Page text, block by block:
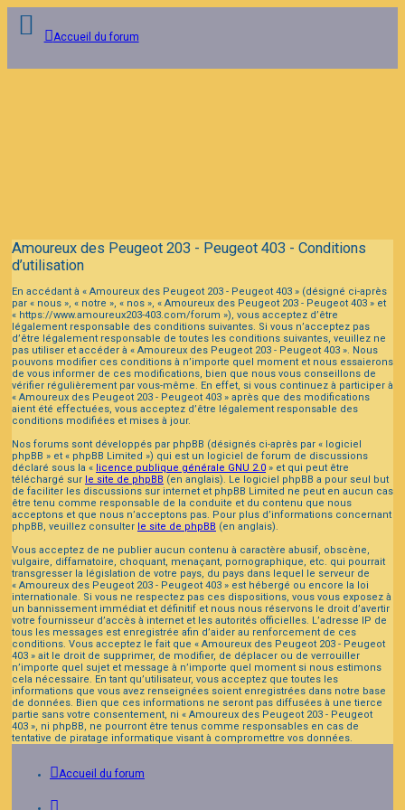
Accueil du forum
Amoureux des Peugeot 203 - Peugeot 403 - Conditions
d’utilisation
En accédant à « Amoureux des Peugeot 203 - Peugeot 403 » (désigné ci-après
par « nous », « notre », « nos », « Amoureux des Peugeot 203 - Peugeot 403 » et
« https://www.amoureux203-403.com/forum »), vous acceptez d’être
légalement responsable des conditions suivantes. Si vous n’acceptez pas
d’être légalement responsable de toutes les conditions suivantes, veuillez ne
pas utiliser et accéder à « Amoureux des Peugeot 203 - Peugeot 403 ». Nous
pouvons modifier ces conditions à n’importe quel moment et nous essaierons
de vous informer de ces modifications, bien que nous vous conseillons de
vérifier régulièrement par vous-même. En effet, si vous continuez à participer à
« Amoureux des Peugeot 203 - Peugeot 403 » après que des modifications
aient été effectuées, vous acceptez d’être légalement responsable des
conditions modifiées et mises à jour.
Nos forums sont développés par phpBB (désignés ci-après par « logiciel
phpBB » et « phpBB Limited ») qui est un logiciel de forum de discussions
déclaré sous la « licence publique générale GNU 2.0 » et qui peut être
téléchargé sur le site de phpBB (en anglais). Le logiciel phpBB a pour seul but
de faciliter les discussions sur internet et phpBB Limited ne peut en aucun cas
être tenu comme responsable de la conduite et du contenu que nous
acceptons et que nous n’acceptons pas. Pour plus d’informations concernant
phpBB, veuillez consulter le site de phpBB (en anglais).
Vous acceptez de ne publier aucun contenu à caractère abusif, obscène,
vulgaire, diffamatoire, choquant, menaçant, pornographique, etc. qui pourrait
transgresser la législation de votre pays, du pays dans lequel le serveur de
« Amoureux des Peugeot 203 - Peugeot 403 » est hébergé ou encore la loi
internationale. Si vous ne respectez pas ces dispositions, vous vous exposez à
un bannissement immédiat et définitif et nous nous réservons le droit d’avertir
votre fournisseur d’accès à internet et les autorités officielles. L’adresse IP de
tous les messages est enregistrée afin d’aider au renforcement de ces
conditions. Vous acceptez le fait que « Amoureux des Peugeot 203 - Peugeot
403 » ait le droit de supprimer, de modifier, de déplacer ou de verrouiller
n’importe quel sujet et message à n’importe quel moment si nous estimons
cela nécessaire. En tant qu’utilisateur, vous acceptez que toutes les
informations que vous avez renseignées soient enregistrées dans notre base
de données. Bien que ces informations ne seront pas diffusées à une tierce
partie sans votre consentement, ni « Amoureux des Peugeot 203 - Peugeot
403 », ni phpBB, ne pourront être tenus comme responsables en cas de
tentative de piratage informatique visant à compromettre vos données.
Accueil du forum